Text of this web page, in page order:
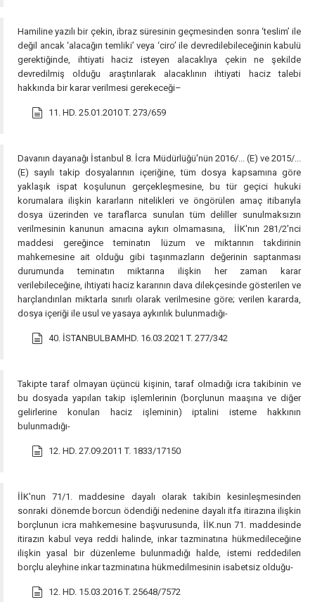
Hamiline yazılı bir çekin, ibraz süresinin geçmesinden sonra ‘teslim’ ile
değil ancak ‘alacağın temliki’ veya ‘ciro’ ile devredilebileceğinin kabulü
gerektiğinde, ihtiyati haciz isteyen alacaklıya çekin ne şekilde
devredilmiş olduğu araştırılarak alacaklının ihtiyati haciz talebi
hakkında bir karar verilmesi gerekeceği–
11. HD. 25.01.2010 T. 273/659
Davanın dayanağı İstanbul 8. İcra Müdürlüğü'nün 2016/... (E) ve 2015/...
(E) sayılı takip dosyalarının içeriğine, tüm dosya kapsamına göre
yaklaşık ispat koşulunun gerçekleşmesine, bu tür geçici hukuki
korumalara ilişkin kararların nitelikleri ve öngörülen amaç itibarıyla
dosya üzerinden ve taraflarca sunulan tüm deliller sunulmaksızın
verilmesinin kanunun amacına aykırı olmamasına, İİK'nın 281/2'nci
maddesi gereğince teminatın lüzum ve miktarının takdirinin
mahkemesine ait olduğu gibi taşınmazların değerinin saptanması
durumunda teminatın miktarına ilişkin her zaman karar
verilebileceğine, ihtiyati haciz kararının dava dilekçesinde gösterilen ve
harçlandırılan miktarla sınırlı olarak verilmesine göre; verilen kararda,
dosya içeriği ile usul ve yasaya aykırılık bulunmadığı-
40. İSTANBULBAMHD. 16.03.2021 T. 277/342
Takipte taraf olmayan üçüncü kişinin, taraf olmadığı icra takibinin ve
bu dosyada yapılan takip işlemlerinin (borçlunun maaşına ve diğer
gelirlerine konulan haciz işleminin) iptalini isteme hakkının
bulunmadığı-
12. HD. 27.09.2011 T. 1833/17150
İİK'nun 71/1. maddesine dayalı olarak takibin kesinleşmesinden
sonraki dönemde borcun ödendiği nedenine dayalı itfa itirazına ilişkin
borçlunun icra mahkemesine başvurusunda, İİK.nun 71. maddesinde
itirazın kabul veya reddi halinde, inkar tazminatına hükmedileceğine
ilişkin yasal bir düzenleme bulunmadığı halde, istemi reddedilen
borçlu aleyhine inkar tazminatına hükmedilmesinin isabetsiz olduğu-
12. HD. 15.03.2016 T. 25648/7572